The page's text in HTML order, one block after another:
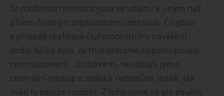
že možnosti ministra jsou ve vztahu k jiným než
přímo řízeným organizacím omezené. Chybou
v případě realizace čtyřprocentního navýšení
podle Válka bylo, že ministerstvo nepostupovalo
centralizovaně. „Uznávám, neudělali jsme
centrální postup a neřekli ředitelům jasně, jak
mají ty peníze rozdělit. Z toho jsme se ale poučili,“